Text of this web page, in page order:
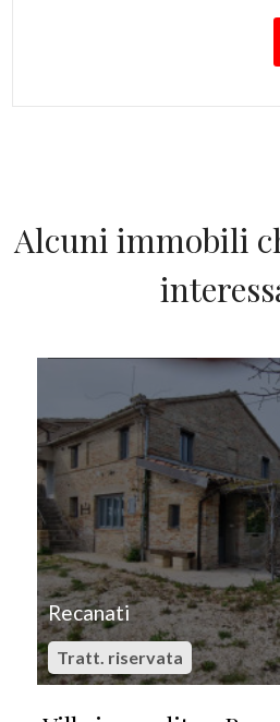
Alcuni immobili
Recanati
Tratt. riservata